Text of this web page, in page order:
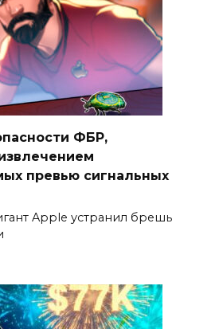
ФБР,
превью сигнальных
Apple устранил брешь